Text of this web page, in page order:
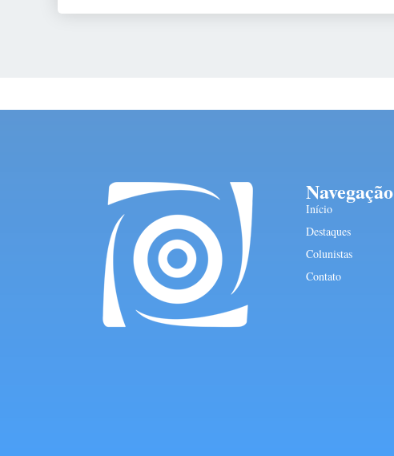
Navegação
Início
Destaques
Colunistas
Contato